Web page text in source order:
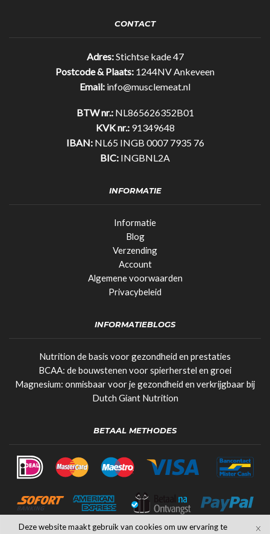
CONTACT
Adres:Stichtse kade 47
Postcode & Plaats: 1244NV Ankeveen
Email: info@musclemeat.nl
BTW nr.:NL865626352B01
KVK nr.:91349648
IBAN:NL65 INGB 0007 7935 76
BIC: INGBNL2A
INFORMATIE
Informatie
Blog
Verzending
Account
Algemene voorwaarden
Privacybeleid
INFORMATIEBLOGS
Nutrition de basis voor gezondheid en prestaties
BCAA: de bouwstenen voor spierherstel en groei
Magnesium: onmisbaar voor je gezondheid en verkrijgbaar bij
Dutch Giant Nutrition
BETAAL METHODES
Deze website maakt gebruik van cookies om uw ervaring te